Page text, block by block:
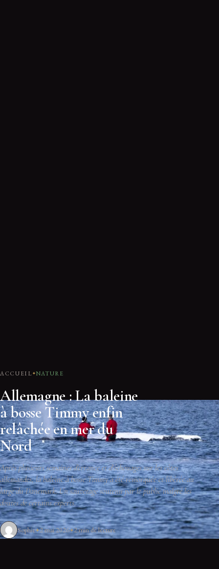
ACCUEIL NATURE
Allemagne : La baleine
à bosse Timmy enfin
relâchée en mer du
Nord
Après plusieurs semaines d'errance et d'échouages sur les côtes
allemandes, la baleine à bosse Timmy a été remorquée et libérée au
large du Danemark. Un sauvetage soutenu par le public malgré les
doutes de certains experts.
Sophie 2 mai 2026 2 min de lecture